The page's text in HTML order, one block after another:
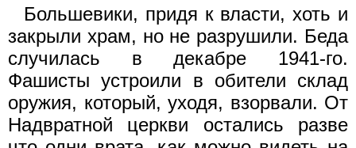
Большевики, придя к власти, хоть и
закрыли храм, но не разрушили. Беда
случилась в декабре 1941-го.
Фашисты устроили в обители склад
оружия, который, уходя, взорвали. От
Надвратной церкви остались разве